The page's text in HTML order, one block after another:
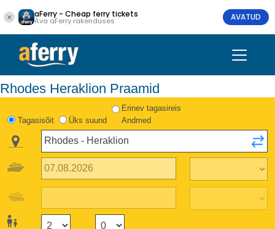
aFerry - Cheap ferry tickets
Ava aFerry rakenduses AVATUD
Rhodes Heraklion Praamid
Tagasisõit Üks suund
Erinev tagasireis
Andmed